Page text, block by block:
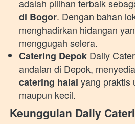
adalah pilihan terbaik
di Bogor. Dengan bahan
menghadirkan hidangan
menggugah selera.
Catering Depok Daily
catering halal yang praktis
maupun kecil.
Keunggulan Daily